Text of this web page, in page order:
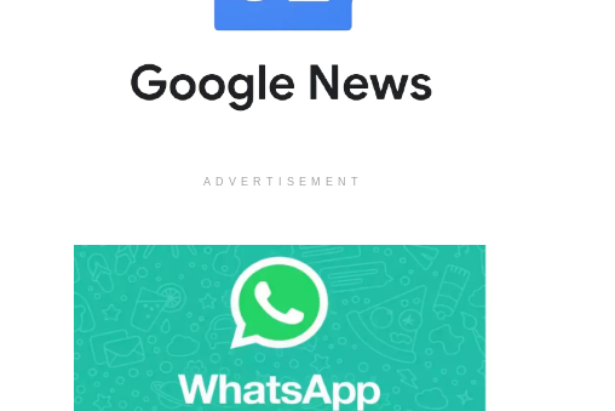
ADVERTISEMENT